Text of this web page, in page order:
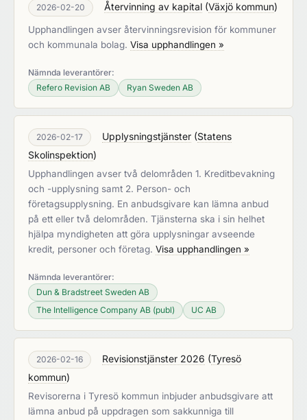
2026-02-20 Återvinning av kapital (Växjö kommun)
Upphandlingen avser återvinningsrevision för kommuner
och kommunala bolag. Visa upphandlingen »
Nämnda leverantörer:
Refero Revision AB
Ryan Sweden AB
2026-02-17 Upplysningstjänster (Statens
Skolinspektion)
Upphandlingen avser två delområden 1. Kreditbevakning
och -upplysning samt 2. Person- och
företagsupplysning. En anbudsgivare kan lämna anbud
på ett eller två delområden. Tjänsterna ska i sin helhet
hjälpa myndigheten att göra upplysningar avseende
kredit, personer och företag. Visa upphandlingen »
Nämnda leverantörer:
Dun & Bradstreet Sweden AB
The Intelligence Company AB (publ)
UC AB
2026-02-16 Revisionstjänster 2026 (Tyresö
kommun)
Revisorerna i Tyresö kommun inbjuder anbudsgivare att
lämna anbud på uppdragen som sakkunniga till